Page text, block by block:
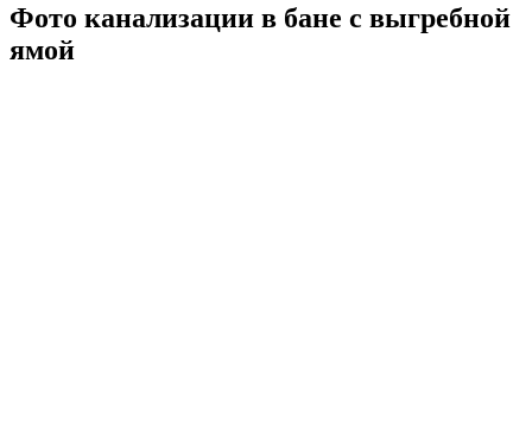
Фото канализации в бане с выгребной
ямой